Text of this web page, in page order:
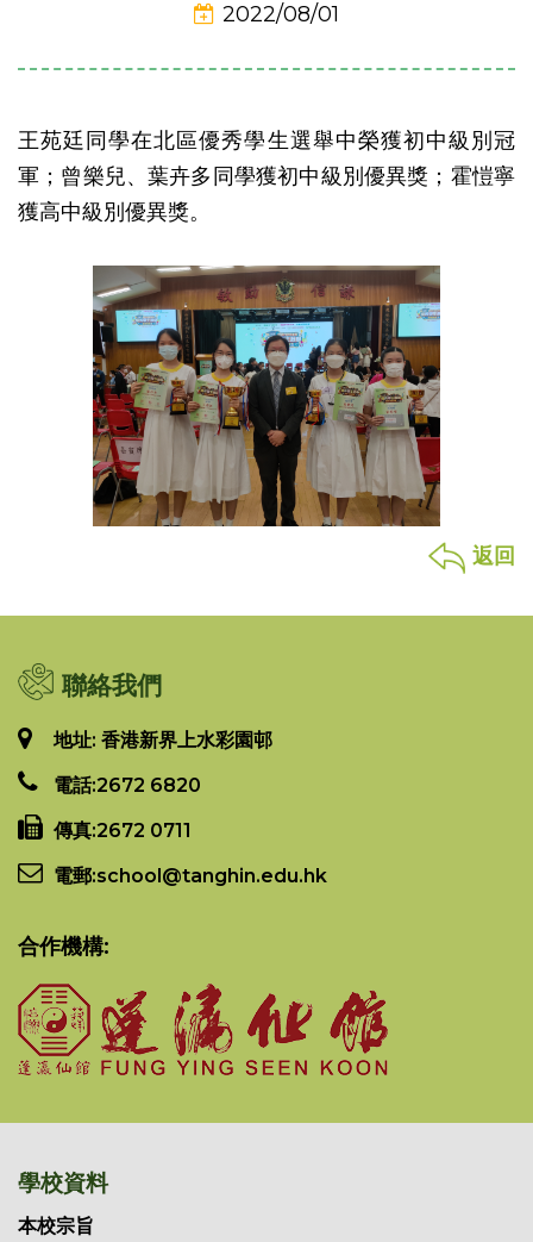
2022/08/01
王苑廷同學在北區優秀學生選舉中榮獲初中級別冠
軍；曾樂兒、葉卉多同學獲初中級別優異獎；霍愷寧
獲高中級別優異獎。
返回
聯絡我們
地址: 香港新界上水彩園邨
電話:2672 6820
傳真:2672 0711
電郵:school@tanghin.edu.hk
合作機構:
學校資料
本校宗旨